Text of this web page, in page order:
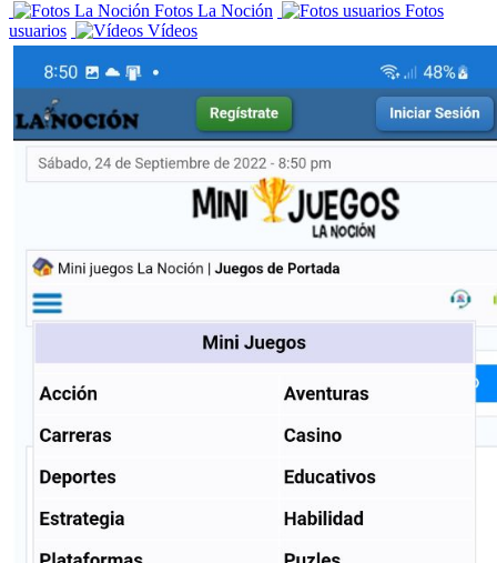
Fotos La Noción
Fotos
usuarios
Vídeos